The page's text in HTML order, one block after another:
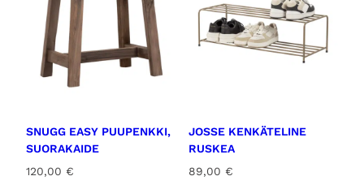
SNUGG EASY PUUPENKKI,
SUORAKAIDE
120,00 €
JOSSE KENKÄTELINE
RUSKEA
89,00 €